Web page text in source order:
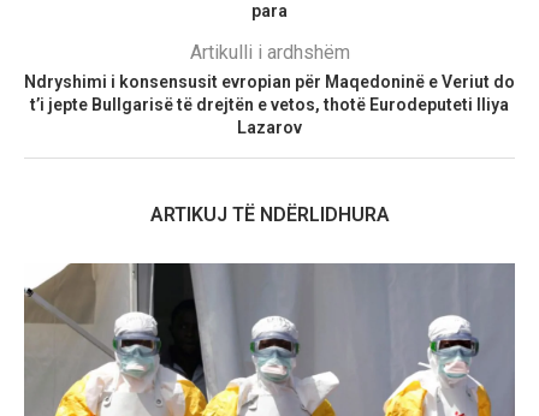
para
Artikulli i ardhshëm
Ndryshimi i konsensusit evropian për Maqedoninë e Veriut do
t’i jepte Bullgarisë të drejtën e vetos, thotë Eurodeputeti Iliya
Lazarov
ARTIKUJ TË NDËRLIDHURA